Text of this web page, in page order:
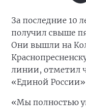
За последние 10
получил свыше
Они вышли на
линии, отметил
«Единой
«Мы полностью